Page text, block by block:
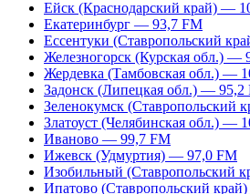
Ейск (Краснодарский край) —
Екатеринбург — 93,7 FM
Ессентуки (Ставропольский
Железногорск (Курская обл.) —
Жердевка (Тамбовская обл.) —
Задонск (Липецкая обл.) — 95,2
Зеленокумск (Ставропольский
Златоуст (Челябинская обл.) —
Иваново — 99,7 FM
Ижевск (Удмуртия) — 97,0 FM
Изобильный (Ставропольский
Ипатово (Ставропольский